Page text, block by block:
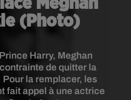
(Photo)
Harry, Meghan
de quitter la
Pour la remplacer, les
fait appel à une actrice